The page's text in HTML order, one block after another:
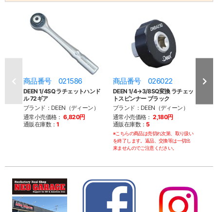
商品番号 021586
DEEN 1/4SQ ラチェットハンド
ル 72ギア
ブランド：DEEN（ディーン）
通常小売価格： 6,820円
通販在庫数：1
商品番号 026022
DEEN 1/4→3/8SQ変換 ラチェッ
トスピンナー ブラック
ブランド：DEEN（ディーン）
通常小売価格： 2,180円
通販在庫数：5
※こちらの商品は売切れ次第、取り扱い
を終了します。返品、交換等は一切出
来ませんのでご注意ください。
商